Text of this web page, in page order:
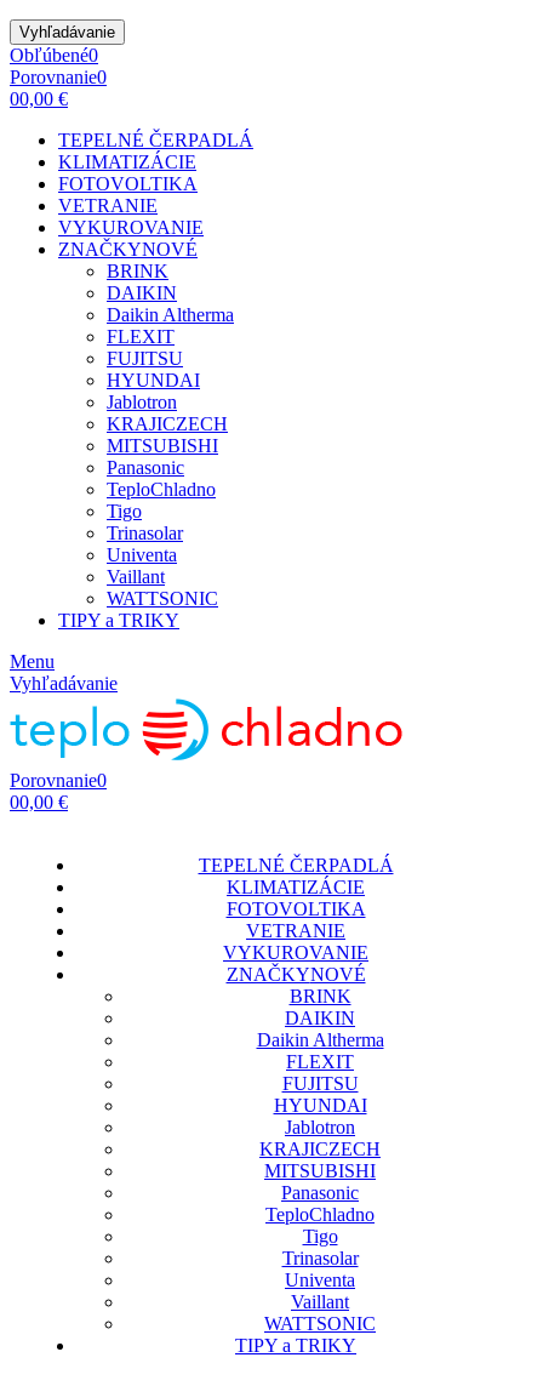
Vyhľadávanie
Obľúbené0
Porovnanie0
00,00 €
TEPELNÉ ČERPADLÁ
KLIMATIZÁCIE
FOTOVOLTIKA
VETRANIE
VYKUROVANIE
ZNAČKYNOVÉ
BRINK
DAIKIN
Daikin Altherma
FLEXIT
FUJITSU
HYUNDAI
Jablotron
KRAJICZECH
MITSUBISHI
Panasonic
TeploChladno
Tigo
Trinasolar
Univenta
Vaillant
WATTSONIC
TIPY a TRIKY
Menu
Vyhľadávanie
Porovnanie0
00,00 €
TEPELNÉ ČERPADLÁ
KLIMATIZÁCIE
FOTOVOLTIKA
VETRANIE
VYKUROVANIE
ZNAČKYNOVÉ
BRINK
DAIKIN
Daikin Altherma
FLEXIT
FUJITSU
HYUNDAI
Jablotron
KRAJICZECH
MITSUBISHI
Panasonic
TeploChladno
Tigo
Trinasolar
Univenta
Vaillant
WATTSONIC
TIPY a TRIKY